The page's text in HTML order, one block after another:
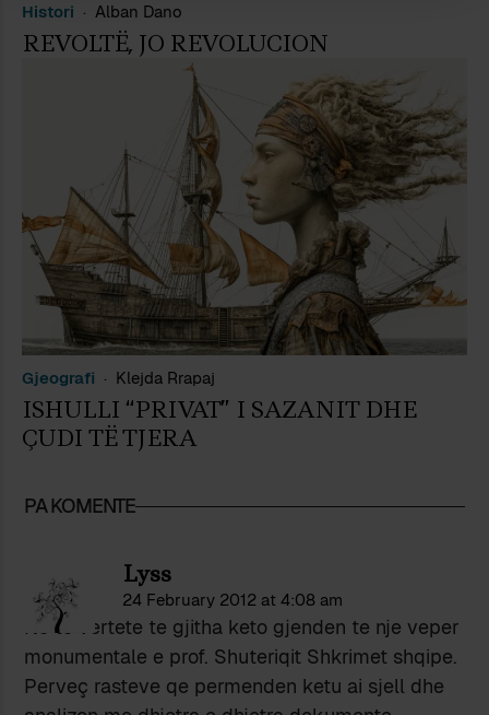
Histori Alban Dano
REVOLTË, JO REVOLUCION
Gjeografi Klejda Rrapaj
ISHULLI “PRIVAT” I SAZANIT DHE
ÇUDI TË TJERA
PA KOMENTE
Lyss
24 February 2012 at 4:08 am
Ne te vertete te gjitha keto gjenden te nje veper
monumentale e prof. Shuteriqit Shkrimet shqipe.
Perveç rasteve qe permenden ketu ai sjell dhe